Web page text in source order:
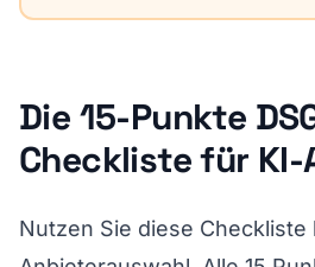
Die 15-Punkte
Checkliste für
Nutzen Sie diese Checkliste